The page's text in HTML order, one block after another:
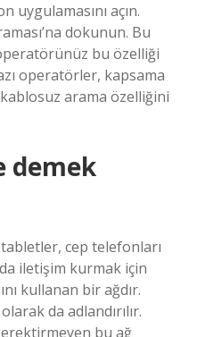
uygulamasını açın.
dokunun. Bu
bu özelliği
operatörler, kapsama
kablosuz arama özelliğini
demek
cep telefonları
iletişim kurmak için
kullanan bir ağdır.
da adlandırılır.
bu ağ